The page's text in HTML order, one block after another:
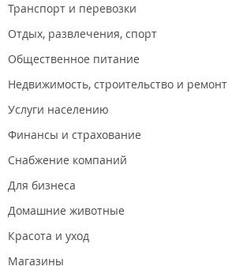
Транспорт и перевозки
Отдых, развлечения, спорт
Общественное питание
Недвижимость, строительство и ремонт
Услуги населению
Финансы и страхование
Снабжение компаний
Для бизнеса
Домашние животные
Красота и уход
Магазины